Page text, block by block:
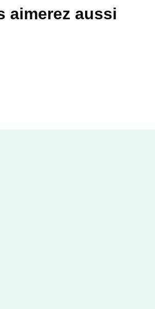
aimerez aussi